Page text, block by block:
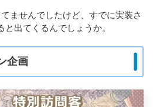
ませんでしたけど、すでに実装さ
出てくるんでしょうか。
企画